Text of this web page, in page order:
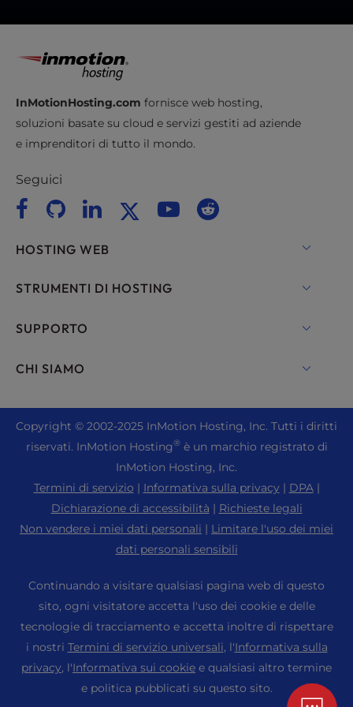
InMotionHosting.com fornisce web hosting,
soluzioni basate su cloud e servizi gestiti ad aziende
e imprenditori di tutto il mondo.
Seguici
HOSTING WEB
Hosting condiviso
UltraStack ONE per WordPress
Cloud VPS
Hosting su server dedicato
Server Bare Metal
Soluzioni di hosting aziendale
Hosting server Minecraft
Hosting eCommerce
STRUMENTI DI HOSTING
WordPress
Joomla Hosting
Magento Hosting
PrestaShop Hosting
Hosting Ubuntu
Hosting Linux
WordPress Costruttore di siti web
Nomi di dominio
SUPPORTO
Chat in diretta
+44 2045 763722
Centro di assistenza
Supporto alla comunità
WordPress Tutorial
Hosting gestito
Migrazioni di siti web
Sedi dei centri dati
Centro dati di Los Angeles
CHI SIAMO
Contattaci
Chi siamo
Notizie
Programma di affiliazione
Hosting web per studenti
Mappa del sito
Impostazioni di accessibilità (ADA)
Copyright © 2002-2025 InMotion Hosting, Inc. Tutti i diritti
riservati. InMotion Hosting®è un marchio registrato di
InMotion Hosting, Inc.
Termini di servizio | Informativa sulla privacy | DPA|
Dichiarazione di accessibilità | Richieste legali
Non vendere i miei dati personali | Limitare l'uso dei miei
dati personali sensibili
Continuando a visitare qualsiasi pagina web di questo
sito, ogni visitatore accetta l'uso dei cookie e delle
tecnologie di tracciamento e accetta inoltre di rispettare
i nostri Termini di servizio universali, l'Informativa sulla
privacy, l'Informativa sui cookie e qualsiasi altro termine
e politica pubblicati su questo sito.